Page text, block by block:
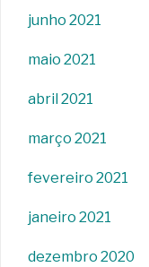
junho 2021
maio 2021
abril 2021
março 2021
fevereiro 2021
janeiro 2021
dezembro 2020